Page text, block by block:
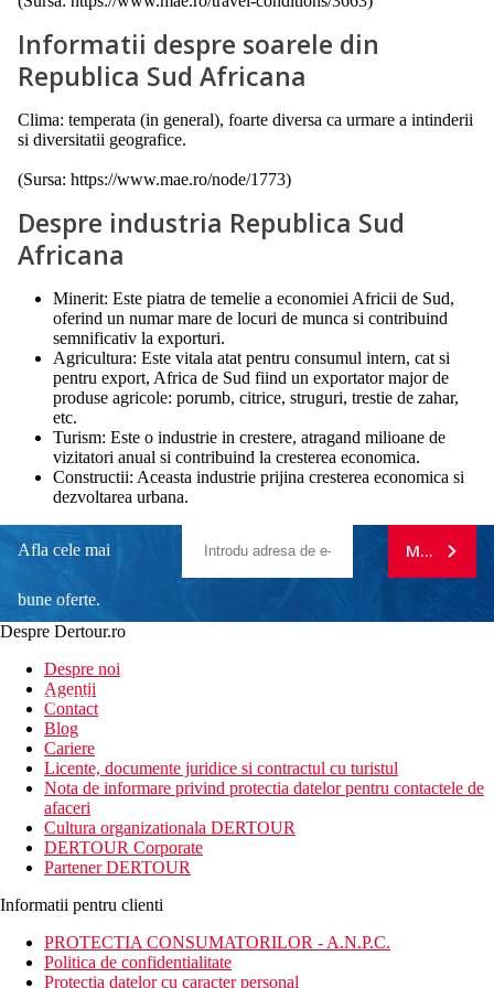
Informatii despre soarele din
Republica Sud Africana
Clima: temperata (in general), foarte diversa ca urmare a intinderii
si diversitatii geografice.
(Sursa: https://www.mae.ro/node/1773)
Despre industria Republica Sud
Africana
Minerit: Este piatra de temelie a economiei Africii de Sud,
oferind un numar mare de locuri de munca si contribuind
semnificativ la exporturi.
Agricultura: Este vitala atat pentru consumul intern, cat si
pentru export, Africa de Sud fiind un exportator major de
produse agricole: porumb, citrice, struguri, trestie de zahar,
etc.
Turism: Este o industrie in crestere, atragand milioane de
vizitatori anual si contribuind la cresterea economica.
Constructii: Aceasta industrie prijina cresterea economica si
dezvoltarea urbana.
Afla cele mai
bune oferte.
newsletter!
MA
Despre Dertour.ro
Despre noi
Agentii
Contact
Blog
Cariere
Licente, documente juridice si contractul cu turistul
Nota de informare privind protectia datelor pentru contactele de
afaceri
Cultura organizationala DERTOUR
DERTOUR Corporate
Partener DERTOUR
Informatii pentru clienti
PROTECTIA CONSUMATORILOR - A.N.P.C.
Politica de confidentialitate
Protectia datelor cu caracter personal